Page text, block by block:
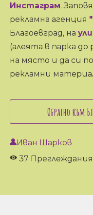
Инстаграм.
рекламна агенция
Благоевград, на
(алеята в парка до
на място и да си
рекламни
Обратно към
Иван Шарков
37 Преглеждания